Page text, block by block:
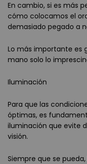
En cambio, si es más
cómo colocamos el
demasiado pegado a
Lo más importante es
mano solo lo
Iluminación
Para que las
óptimas, es
iluminación que evite
visión.
Siempre que se